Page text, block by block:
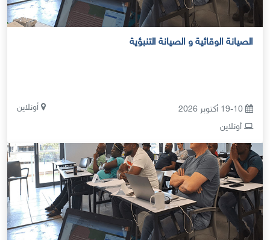
الصيانة الوقائية و الصيانة التنبؤية
أونلاين
أونلاين